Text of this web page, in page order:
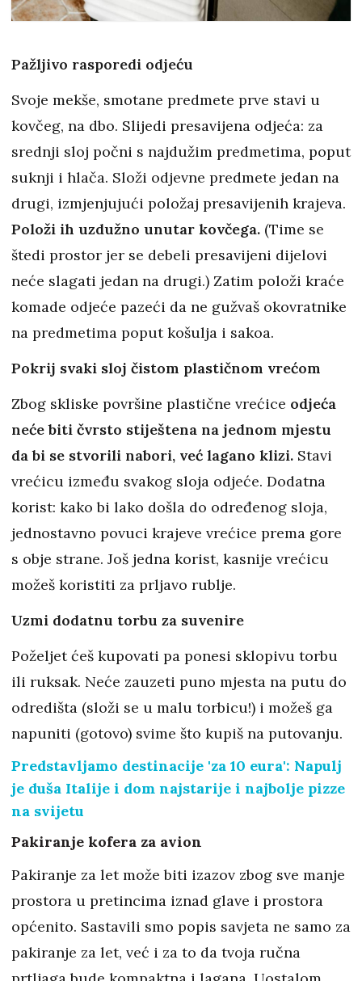
Pažljivo rasporedi odjeću
Svoje mekše, smotane predmete prve stavi u
kovčeg, na dbo. Slijedi presavijena odjeća: za
srednji sloj počni s najdužim predmetima, poput
suknji i hlača. Složi odjevne predmete jedan na
drugi, izmjenjujući položaj presavijenih krajeva.
Položi ih uzdužno unutar kovčega. (Time se
štedi prostor jer se debeli presavijeni dijelovi
neće slagati jedan na drugi.) Zatim položi kraće
komade odjeće pazeći da ne gužvaš okovratnike
na predmetima poput košulja i sakoa.
Pokrij svaki sloj čistom plastičnom vrećom
Zbog skliske površine plastične vrećice odjeća
neće biti čvrsto stiještena na jednom mjestu
da bi se stvorili nabori, već lagano klizi. Stavi
vrećicu između svakog sloja odjeće. Dodatna
korist: kako bi lako došla do određenog sloja,
jednostavno povuci krajeve vrećice prema gore
s obje strane. Još jedna korist, kasnije vrećicu
možeš koristiti za prljavo rublje.
Uzmi dodatnu torbu za suvenire
Poželjet ćeš kupovati pa ponesi sklopivu torbu
ili ruksak. Neće zauzeti puno mjesta na putu do
odredišta (složi se u malu torbicu!) i možeš ga
napuniti (gotovo) svime što kupiš na putovanju.
Predstavljamo destinacije 'za 10 eura': Napulj
je duša Italije i dom najstarije i najbolje pizze
na svijetu
Pakiranje kofera za avion
Pakiranje za let može biti izazov zbog sve manje
prostora u pretincima iznad glave i prostora
općenito. Sastavili smo popis savjeta ne samo za
pakiranje za let, već i za to da tvoja ručna